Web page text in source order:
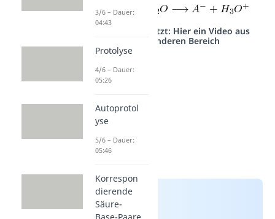
Studyflix vernetzt: Hier ein Video aus
einem anderen Bereich
3/6 – Dauer:
04:43
Protolyse
4/6 – Dauer:
05:26
Autoprotol
yse
5/6 – Dauer:
05:46
Korrespon
dierende
Säure-